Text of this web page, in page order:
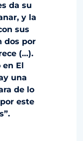
da su
y la
sus
dos por
(…).
en El
una
de lo
este